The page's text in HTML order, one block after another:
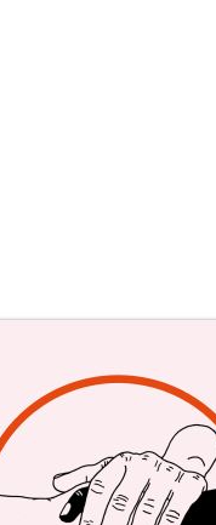
W
anderes
Bild von